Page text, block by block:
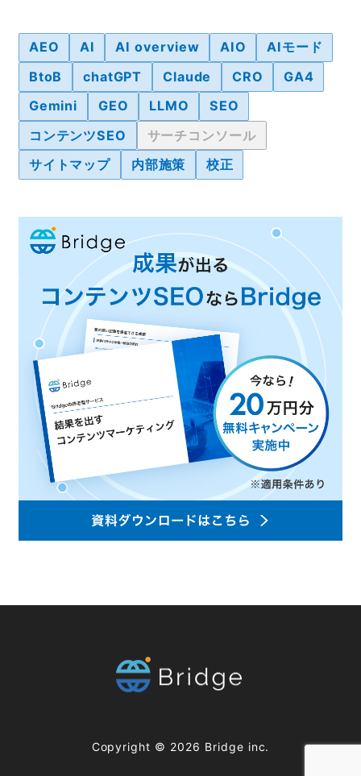
AEO AI AI overview AIO
AIモード
BtoB
chatGPT Claude CRO
GA4
Gemini
GEO LLMO
SEO
コンテンツSEO
サーチコンソール
サイトマップ
内部施策 校正
Copyright © 2026 Bridge inc.